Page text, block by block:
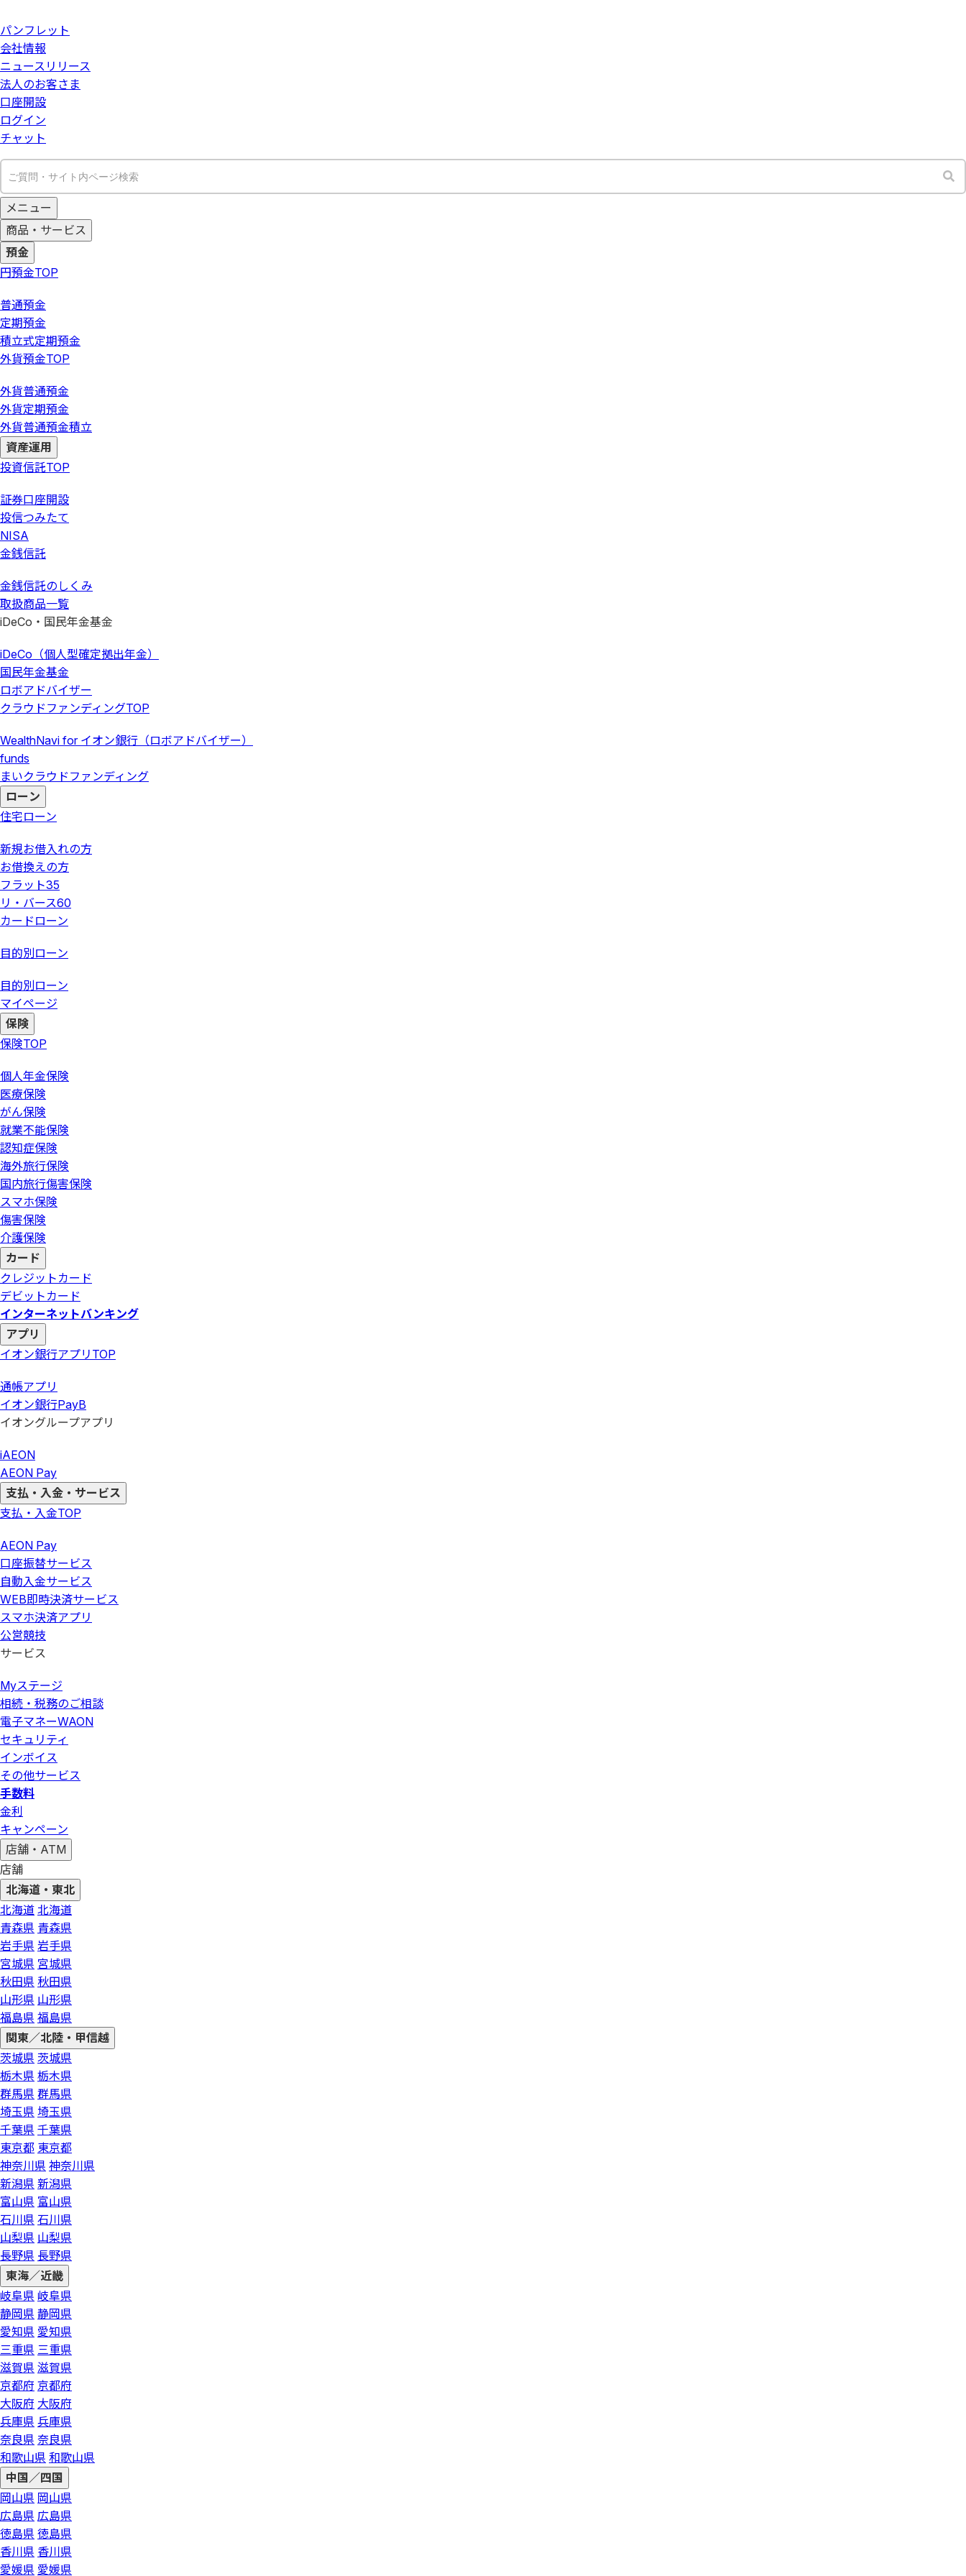
パンフレット
会社情報
ニュースリリース
法人のお客さま
口座開設
ログイン
チャット
メニュー
商品・サービス
預金
円預金TOP
普通預金
定期預金
積立式定期預金
外貨預金TOP
外貨普通預金
外貨定期預金
外貨普通預金積立
資産運用
投資信託TOP
証券口座開設
投信つみたて
NISA
金銭信託
金銭信託のしくみ
取扱商品一覧
iDeCo・国民年金基金
iDeCo（個人型確定拠出年金）
国民年金基金
ロボアドバイザー
クラウドファンディングTOP
WealthNavi for イオン銀行（ロボアドバイザー）
funds
まいクラウドファンディング
ローン
住宅ローン
新規お借入れの方
お借換えの方
フラット35
リ・バース60
カードローン
目的別ローン
目的別ローン
マイページ
保険
保険TOP
個人年金保険
医療保険
がん保険
就業不能保険
認知症保険
海外旅行保険
国内旅行傷害保険
スマホ保険
傷害保険
介護保険
カード
クレジットカード
デビットカード
インターネットバンキング
アプリ
イオン銀行アプリ TOP
通帳アプリ
イオン銀行PayB
イオングループアプリ
iAEON
AEON Pay
支払・入金・サービス
支払・入金TOP
AEON Pay
口座振替サービス
自動入金サービス
WEB即時決済サービス
スマホ決済アプリ
公営競技
サービス
Myステージ
相続・税務のご相談
電子マネーWAON
セキュリティ
インボイス
その他サービス
手数料
金利
キャンペーン
店舗・ATM
店舗
北海道・東北
北海道 北海道
青森県 青森県
岩手県 岩手県
宮城県 宮城県
秋田県 秋田県
山形県 山形県
福島県 福島県
関東／北陸・甲信越
茨城県 茨城県
栃木県 栃木県
群馬県 群馬県
埼玉県 埼玉県
千葉県 千葉県
東京都 東京都
神奈川県 神奈川県
新潟県 新潟県
富山県 富山県
石川県 石川県
山梨県 山梨県
長野県 長野県
東海／近畿
岐阜県 岐阜県
静岡県 静岡県
愛知県 愛知県
三重県 三重県
滋賀県 滋賀県
京都府 京都府
大阪府 大阪府
兵庫県 兵庫県
奈良県 奈良県
和歌山県 和歌山県
中国／四国
岡山県 岡山県
広島県 広島県
徳島県 徳島県
香川県 香川県
愛媛県 愛媛県